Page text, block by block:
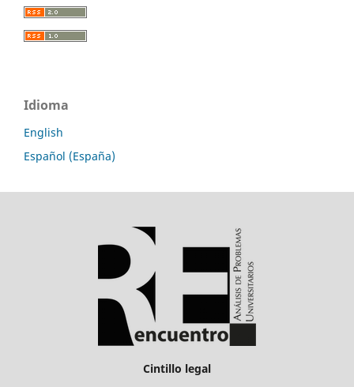
Idioma
English
Español (España)
Cintillo legal